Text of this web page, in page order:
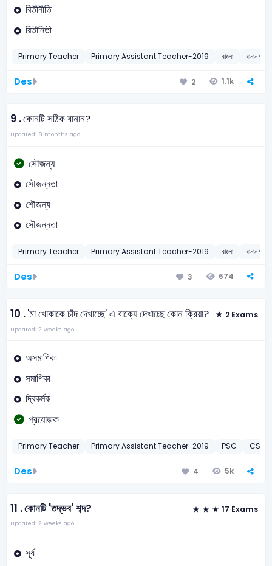
রিতীনীতি
রিতীনিতী
Primary Teacher Primary Assistant Teacher-2019 বাংলা বানান
Des 2 1.1k
9 .কোনটি সঠিক বানান?
Updated: 8 months ago
সৌজন্য
সৌজন্নতা
শৌজন্য
সৌজন্নতা
Primary Teacher Primary Assistant Teacher-2019 বাংলা বানান
Des 3 674
10 .'মা খোকাকে চাঁদ দেখাচ্ছে' এ বাক্যে দেখাচ্ছে কোন ক্রিয়া? 2 Exams
Updated: 2 weeks ago
অসমাপিকা
সমাপিকা
দ্বিকর্মক
প্রযোজক
Primary Teacher Primary Assistant Teacher-2019 PSC CS
Des 4 5k
11 .কোনটি 'তদ্ভব' শব্দ? 17 Exams
Updated: 2 weeks ago
সূর্য